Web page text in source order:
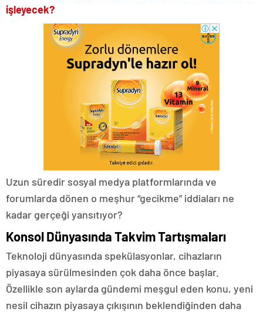
işleyecek?
Uzun süredir sosyal medya platformlarında ve
forumlarda dönen o meşhur “gecikme” iddiaları ne
kadar gerçeği yansıtıyor?
Konsol Dünyasında Takvim Tartışmaları
Teknoloji dünyasında spekülasyonlar, cihazların
piyasaya sürülmesinden çok daha önce başlar.
Özellikle son aylarda gündemi meşgul eden konu, yeni
nesil cihazın piyasaya çıkışının beklendiğinden daha